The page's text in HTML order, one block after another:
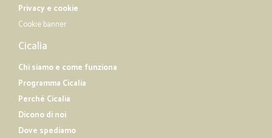
Privacy e cookie
Cookie banner
Cicalia
Chi siamo e come funziona
Programma Cicalia
Perché Cicalia
Dicono di noi
Dove spediamo